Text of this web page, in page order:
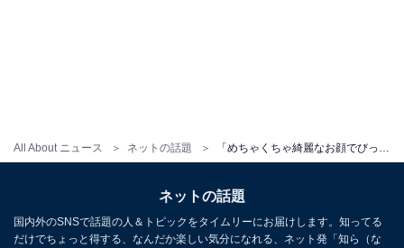
All About ニュース ネットの話題
ネットの話題
国内外のSNSで話題の人＆トピックをタイムリーにお届けします。知ってる
だけでちょっと得する、なんだか楽しい気分になれる、ネット発「知ら（な